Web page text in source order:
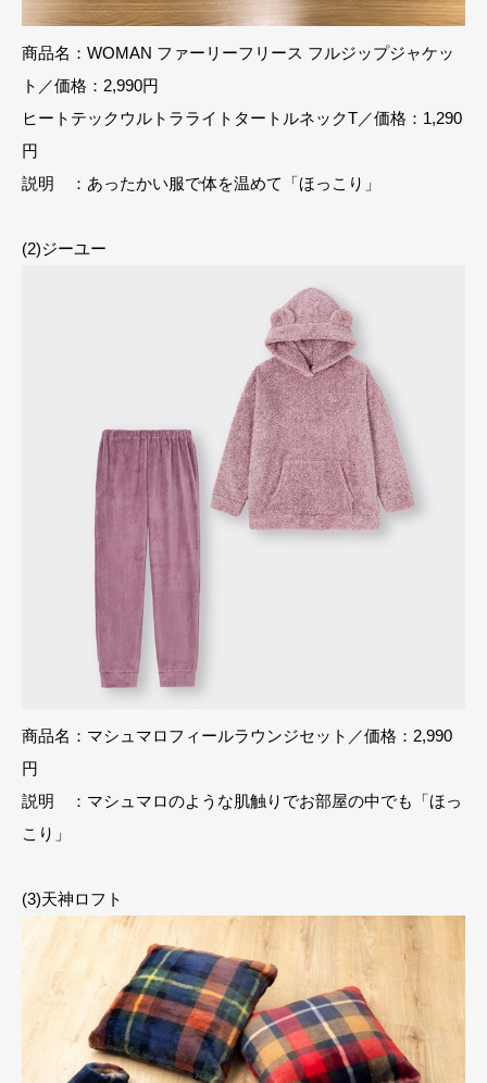
商品名：WOMAN ファーリーフリース フルジップジャケッ
ト／価格：2,990円
ヒートテックウルトラライトタートルネックT／価格：1,290
円
説明 ：あったかい服で体を温めて「ほっこり」
(2)ジーユー
商品名：マシュマロフィールラウンジセット／価格：2,990
円
説明 ：マシュマロのような肌触りでお部屋の中でも「ほっ
こり」
(3)天神ロフト